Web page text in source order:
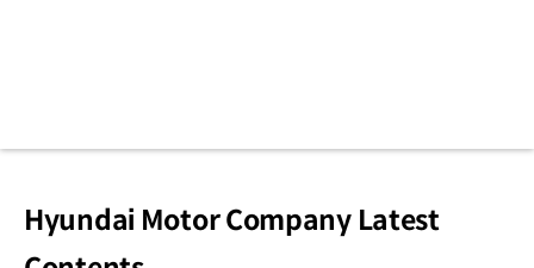
Hyundai Motor Company Latest